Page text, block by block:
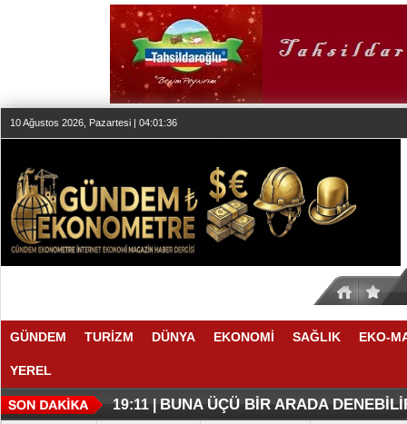
10 Ağustos 2026, Pazartesi | 04:01:36
GÜNDEM TURİZM DÜNYA EKONOMİ SAĞLIK EKO-
YEREL
21:07 |MACİT SOYDAN’IN İLK TEKLİSİ
19:13 |SON DÖNEMLERİN EN İLGİNÇ
19:11 | BUNA ÜÇÜ BİR ARADA